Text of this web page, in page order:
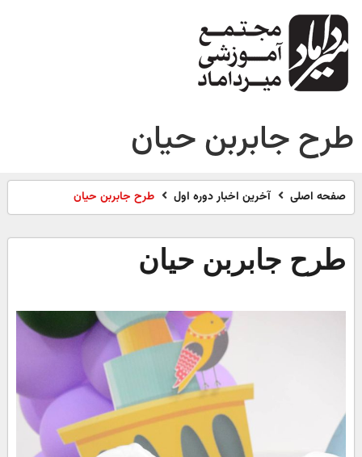
طرح جابربن حیان
صفحه اصلی آخرین اخبار دوره اول طرح جابربن حیان
طرح جابربن حیان